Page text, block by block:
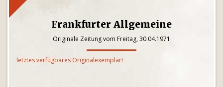
Frankfurter Allgemeine
Originale Zeitung vom Freitag, 30.04.1971
letztes verfügbares Originalexemplar!